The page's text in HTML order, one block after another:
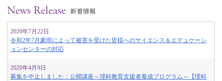
2020年7月22日
令和2年7月豪雨によって被害を受けた皆様へのサイエンス＆エデュケーシ
ョンセンターの対応
2020年4月9日
募集を中止しました：公開講座～理科教育支援者養成プログラム～【理科